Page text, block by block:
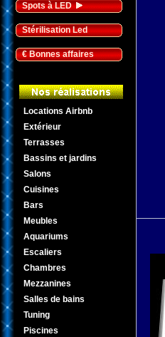
Spots à LED
Stérilisation Led
€ Bonnes affaires
Locations Airbnb
Extérieur
Terrasses
Bassins et jardins
Salons
Cuisines
Bars
Meubles
Aquariums
Escaliers
Chambres
Mezzanines
Salles de bains
Tuning
Piscines